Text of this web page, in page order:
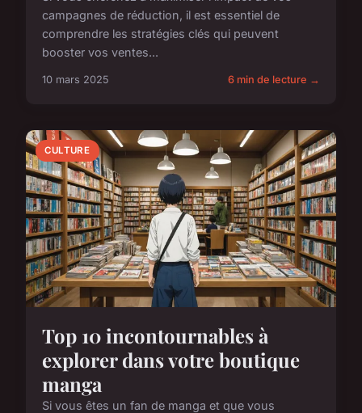
campagnes de réduction, il est essentiel de
comprendre les stratégies clés qui peuvent
booster vos ventes...
10 mars 2025 6 min de lecture →
CULTURE
Top 10 incontournables à
explorer dans votre boutique
manga
Si vous êtes un fan de manga et que vous